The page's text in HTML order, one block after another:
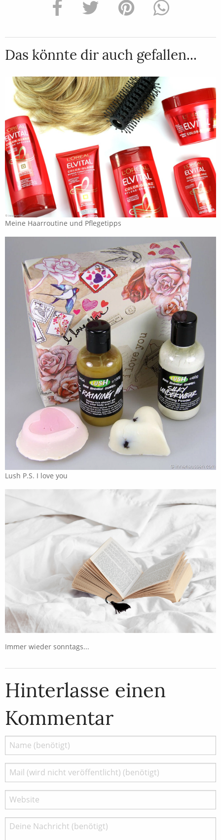
Das könnte dir auch gefallen...
Meine Haarroutine und Pflegetipps
Lush P.S. I love you
Immer wieder sonntags...
Hinterlasse einen
Kommentar